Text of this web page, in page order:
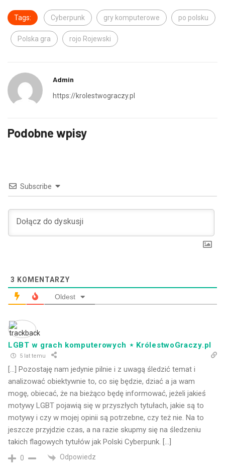
Tags: Cyberpunk gry komputerowe po polsku
Polska gra rojo Rojewski
Admin
https://krolestwograczy.pl
Podobne wpisy
Subscribe
3 KOMENTARZY
Oldest
LGBT w grach komputerowych ⋆ KrólestwoGraczy.pl
5 lat temu
[…] Pozostaję nam jedynie pilnie i z uwagą śledzić temat i
analizować obiektywnie to, co się będzie, dziać a ja wam
mogę, obiecać, że na bieżąco będę informować, jeżeli jakieś
motywy LGBT pojawią się w przyszłych tytułach, jakie są to
motywy i czy w mojej opinii są potrzebne, czy też nie. Na to
jeszcze przyjdzie czas, a na razie skupmy się na śledzeniu
takich flagowych tytułów jak Polski Cyberpunk. […]
0 Odpowiedz